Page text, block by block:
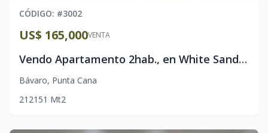
CÓDIGO: #3002
VENTA
US$ 165,000
Vendo Apartamento 2hab., en White Sands, Bávaro
Bávaro, Punta Cana
21 2151 Mt2